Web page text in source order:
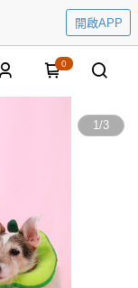
開啟APP
0
1/3